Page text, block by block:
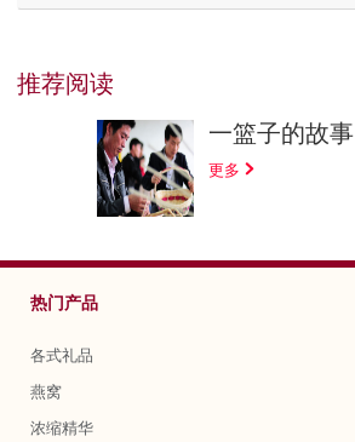
推荐阅读
一篮子的故事
更多
热门产品
各式礼品
燕窝
浓缩精华